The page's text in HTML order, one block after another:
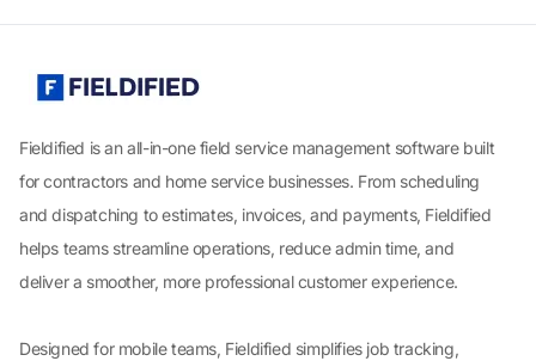
Fieldified is an all-in-one field service management software built
for contractors and home service businesses. From scheduling
and dispatching to estimates, invoices, and payments, Fieldified
helps teams streamline operations, reduce admin time, and
deliver a smoother, more professional customer experience.
Designed for mobile teams, Fieldified simplifies job tracking,